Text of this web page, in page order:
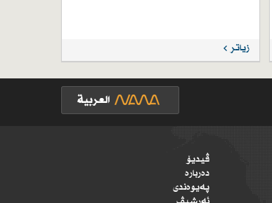
زیاتر
ڤیدیۆ
دەربارە
پەیوەندی